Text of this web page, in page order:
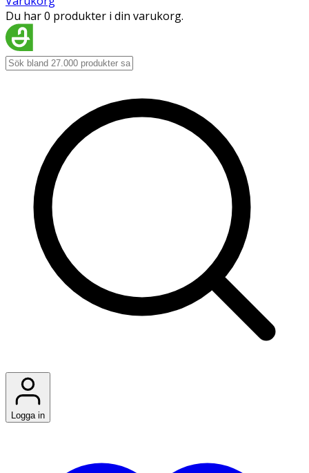
Du har 0 produkter i din varukorg.
Logga in